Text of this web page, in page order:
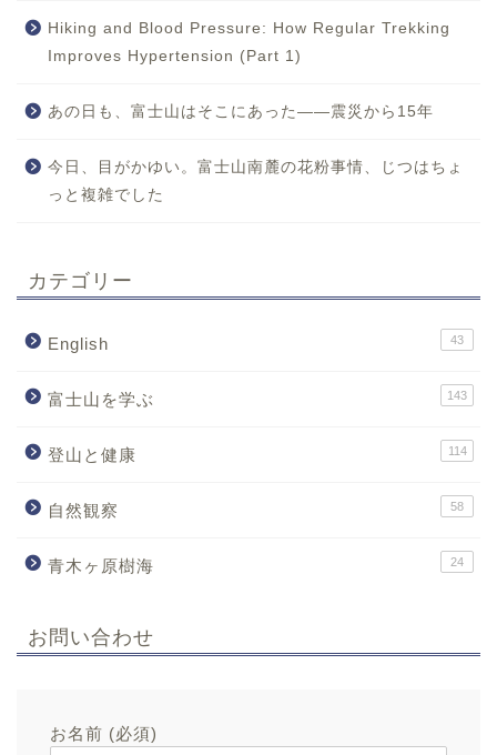
Hiking and Blood Pressure: How Regular Trekking
Improves Hypertension (Part 1)
あの日も、富士山はそこにあった——震災から15年
今日、目がかゆい。富士山南麓の花粉事情、じつはちょ
っと複雑でした
カテゴリー
English 43
富士山を学ぶ 143
登山と健康 114
自然観察 58
青木ヶ原樹海 24
お問い合わせ
お名前 (必須)